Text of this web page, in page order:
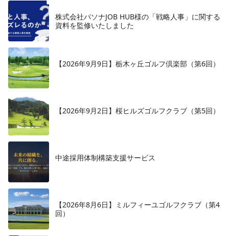
株式会社パソナJOB HUB様の「戦略人事」に関する
資料を監修いたしました
【2026年9月9日】栃木ヶ丘ゴルフ倶楽部（第6回）
【2026年9月2日】桜ヒルズゴルフクラブ（第5回）
中途採用体制構築支援サービス
【2026年8月6日】ミルフィーユゴルフクラブ（第4
回）